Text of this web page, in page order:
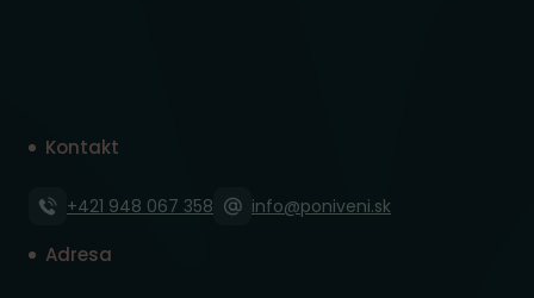
Kontakt
+421 948 067 358 info@poniveni.sk
Adresa